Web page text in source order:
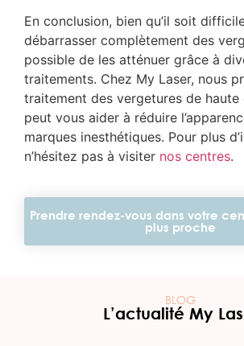
En conclusion, bien qu’il soit
débarrasser complètement des
possible de les atténuer grâce à
traitements. Chez My Laser, nous
traitement des vergetures de haute
peut vous aider à réduire
marques inesthétiques. Pour plus
n’hésitez pas à visiter nos centres.
Prendre rendez-vous dans votre
plus proche
BLOG
L’actualité My